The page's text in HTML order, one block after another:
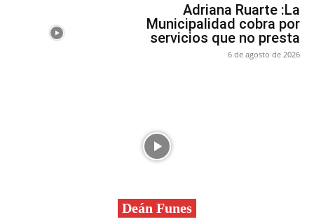
Adriana Ruarte :La
Municipalidad cobra por
servicios que no presta
6 de agosto de 2026
Deán Funes